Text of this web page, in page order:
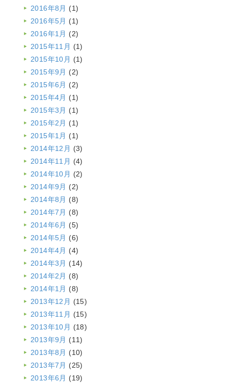
2016年8月 (1)
2016年5月 (1)
2016年1月 (2)
2015年11月 (1)
2015年10月 (1)
2015年9月 (2)
2015年6月 (2)
2015年4月 (1)
2015年3月 (1)
2015年2月 (1)
2015年1月 (1)
2014年12月 (3)
2014年11月 (4)
2014年10月 (2)
2014年9月 (2)
2014年8月 (8)
2014年7月 (8)
2014年6月 (5)
2014年5月 (6)
2014年4月 (4)
2014年3月 (14)
2014年2月 (8)
2014年1月 (8)
2013年12月 (15)
2013年11月 (15)
2013年10月 (18)
2013年9月 (11)
2013年8月 (10)
2013年7月 (25)
2013年6月 (19)